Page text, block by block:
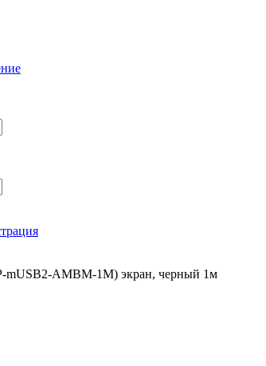
mUSB2-AMBM-1M) экран, черный 1м